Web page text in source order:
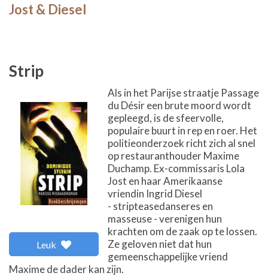
Jost & Diesel
Strip
Leuk
Als in het Parijse straatje Passage
du Désir een brute moord wordt
gepleegd, is de sfeervolle,
populaire buurt in rep en roer. Het
politieonderzoek richt zich al snel
op restauranthouder Maxime
Duchamp. Ex-commissaris Lola
Jost en haar Amerikaanse
vriendin Ingrid Diesel
- stripteasedanseres en
masseuse - verenigen hun
krachten om de zaak op te lossen.
Ze geloven niet dat hun
gemeenschappelijke vriend
Maxime de dader kan zijn.